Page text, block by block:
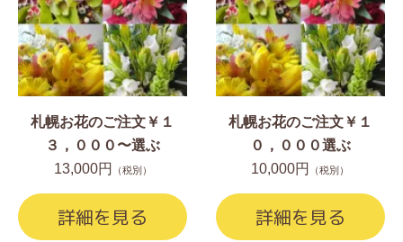
札幌お花のご注文￥１
３，０００〜選ぶ
13,000円
（税別）
詳細を見る
札幌お花のご注文￥１
０，０００選ぶ
10,000円
（税別）
詳細を見る